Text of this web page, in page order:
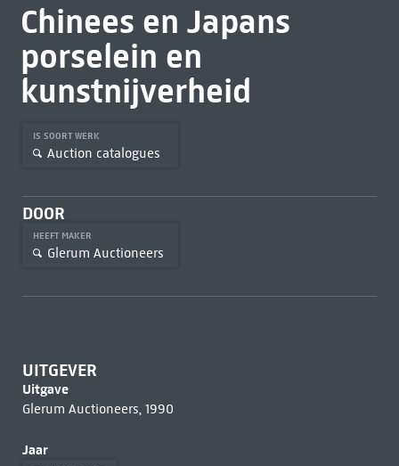
Chinees en Japans
porselein en
kunstnijverheid
IS SOORT WERK
Auction catalogues
DOOR
HEEFT MAKER
Glerum Auctioneers
UITGEVER
Uitgave
Glerum Auctioneers, 1990
Jaar